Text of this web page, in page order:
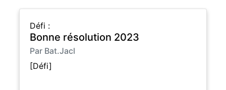
Défi :
Bonne résolution 2023
Par Bat.Jacl
[Défi]